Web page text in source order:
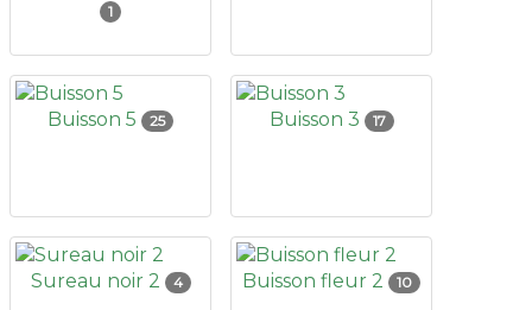
1
Buisson 5 25 Buisson 3 17
Sureau noir 2 4 Buisson fleur 2 10